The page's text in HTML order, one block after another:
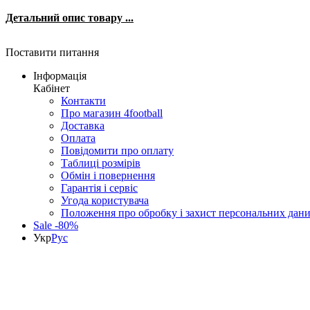
Детальний опис товару ...
Поставити питання
Інформація
Кабінет
Контакти
Про магазин 4football
Доставка
Оплата
Повідомити про оплату
Таблиці розмірів
Обмін і повернення
Гарантія і сервіс
Угода користувача
Положення про обробку і захист персональних
Sale -80%
УкрРус